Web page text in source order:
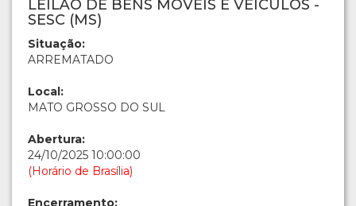
LEILÃO DE BENS MÓVEIS E VEÍCULOS -
SESC (MS)
Situação:
ARREMATADO
Local:
MATO GROSSO DO SUL
Abertura:
24/10/2025 10:00:00
(Horário de Brasília)
Encerramento: